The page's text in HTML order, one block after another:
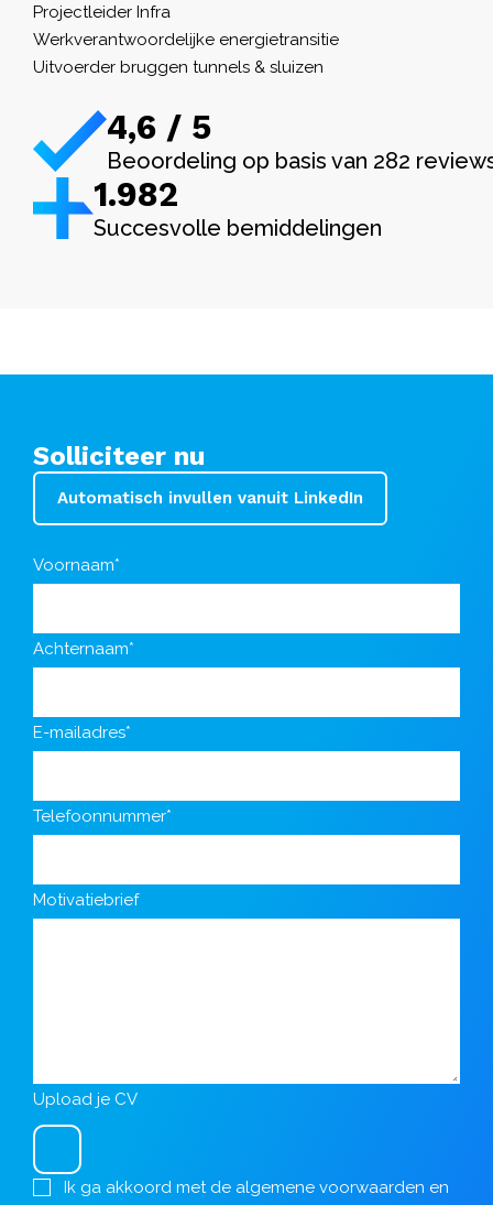
Projectleider Infra
Werkverantwoordelijke energietransitie
Uitvoerder bruggen tunnels & sluizen
4,6 / 5
Beoordeling op basis van 282
1.982
Succesvolle bemiddelingen
Solliciteer nu
Automatisch invullen vanuit LinkedIn
Voornaam*
Achternaam*
E-mailadres*
Telefoonnummer*
Motivatiebrief
Upload je CV
Ik ga akkoord met de algemene voorwaarden en